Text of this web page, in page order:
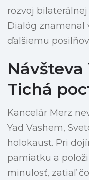
rozvoj
Dialóg znamenal
ďalšiemu
Návšteva
Tichá
Kancelár Merz
Yad Vashem,
holokaust. Pri
pamiatku a
minulosť, zatiaľ